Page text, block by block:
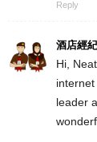
Reply
酒店經紀
Hi,
leader